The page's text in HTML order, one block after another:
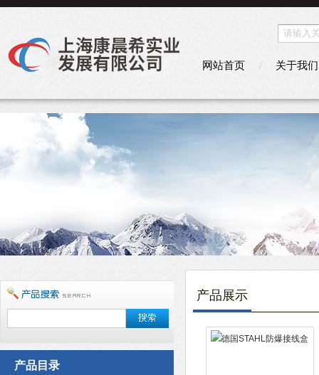
网站首页 关于我们
产品目录
产品展示